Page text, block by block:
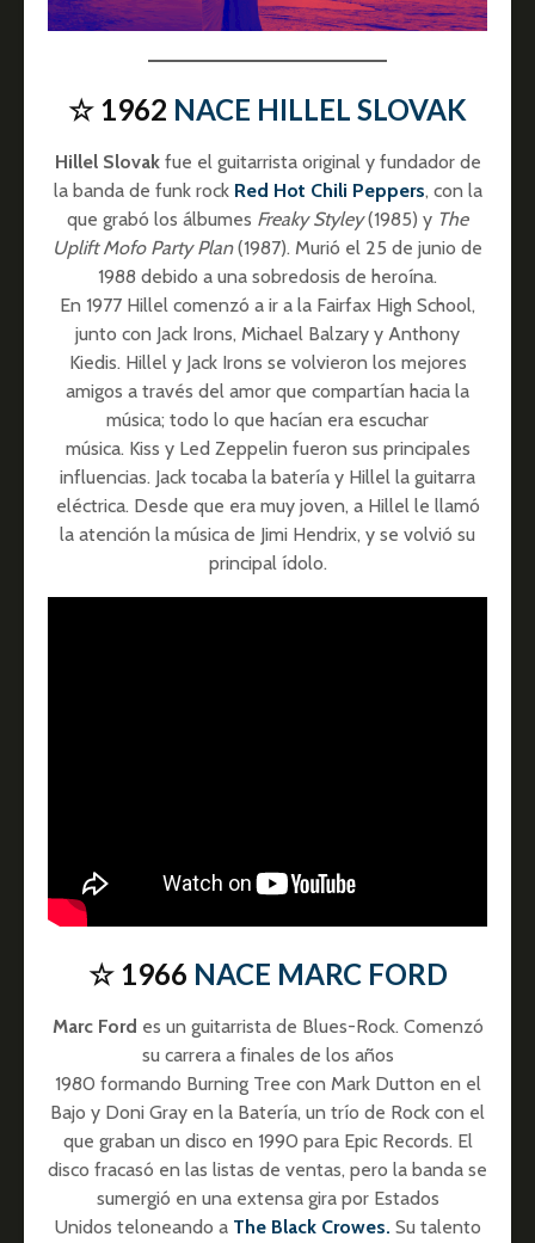
☆ 1962 NACE HILLEL SLOVAK
Hillel Slovak fue el guitarrista original y fundador de
la banda de funk rock Red Hot Chili Peppers, con la
que grabó los álbumes Freaky Styley(1985) y The
Uplift Mofo Party Plan(1987). Murió el 25 de junio de
1988 debido a una sobredosis de heroína.
En 1977 Hillel comenzó a ir a la Fairfax High School,
junto con Jack Irons, Michael Balzary y Anthony
Kiedis. Hillel y Jack Irons se volvieron los mejores
amigos a través del amor que compartían hacia la
música; todo lo que hacían era escuchar
música. Kiss y Led Zeppelin fueron sus principales
influencias. Jack tocaba la batería y Hillel la guitarra
eléctrica. Desde que era muy joven, a Hillel le llamó
la atención la música de Jimi Hendrix, y se volvió su
principal ídolo.
☆ 1966 NACE MARC FORD
Marc Ford es un guitarrista de Blues-Rock. Comenzó
su carrera a finales de los años
1980 formando Burning Tree con Mark Dutton en el
Bajo y Doni Gray en la Batería, un trío de Rock con el
que graban un disco en 1990 para Epic Records. El
disco fracasó en las listas de ventas, pero la banda se
sumergió en una extensa gira por Estados
Unidos teloneando a The Black Crowes. Su talento